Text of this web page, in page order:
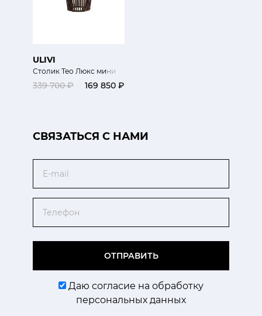
ULIVI
Столик Тео Люкс мини
339 700 ₽ 169 850 ₽
CВЯЗАТЬСЯ С НАМИ
ОТПРАВИТЬ
Даю согласие на обработку
персональных данных